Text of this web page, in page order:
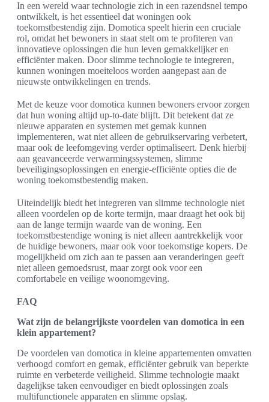
In een wereld waar technologie zich in een razendsnel tempo
ontwikkelt, is het essentieel dat woningen ook
toekomstbestendig zijn. Domotica speelt hierin een cruciale
rol, omdat het bewoners in staat stelt om te profiteren van
innovatieve oplossingen die hun leven gemakkelijker en
efficiënter maken. Door slimme technologie te integreren,
kunnen woningen moeiteloos worden aangepast aan de
nieuwste ontwikkelingen en trends.
Met de keuze voor domotica kunnen bewoners ervoor zorgen
dat hun woning altijd up-to-date blijft. Dit betekent dat ze
nieuwe apparaten en systemen met gemak kunnen
implementeren, wat niet alleen de gebruikservaring verbetert,
maar ook de leefomgeving verder optimaliseert. Denk hierbij
aan geavanceerde verwarmingssystemen, slimme
beveiligingsoplossingen en energie-efficiënte opties die de
woning toekomstbestendig maken.
Uiteindelijk biedt het integreren van slimme technologie niet
alleen voordelen op de korte termijn, maar draagt het ook bij
aan de lange termijn waarde van de woning. Een
toekomstbestendige woning is niet alleen aantrekkelijk voor
de huidige bewoners, maar ook voor toekomstige kopers. De
mogelijkheid om zich aan te passen aan veranderingen geeft
niet alleen gemoedsrust, maar zorgt ook voor een
comfortabele en veilige woonomgeving.
FAQ
Wat zijn de belangrijkste voordelen van domotica in een
klein appartement?
De voordelen van domotica in kleine appartementen omvatten
verhoogd comfort en gemak, efficiënter gebruik van beperkte
ruimte en verbeterde veiligheid. Slimme technologie maakt
dagelijkse taken eenvoudiger en biedt oplossingen zoals
multifunctionele apparaten en slimme opslag.